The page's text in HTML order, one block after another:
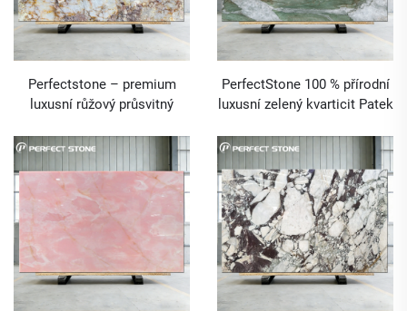
Perfectstone – premium
luxusní růžový průsvitný
desek pro projekty vysoce
PerfectStone 100 % přírodní
luxusní zelený kvarticit Patek
kvalitních vil a hotelů